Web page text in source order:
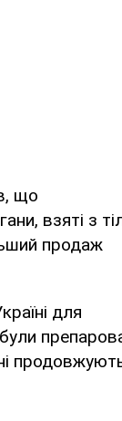
що
взяті з
продаж
для